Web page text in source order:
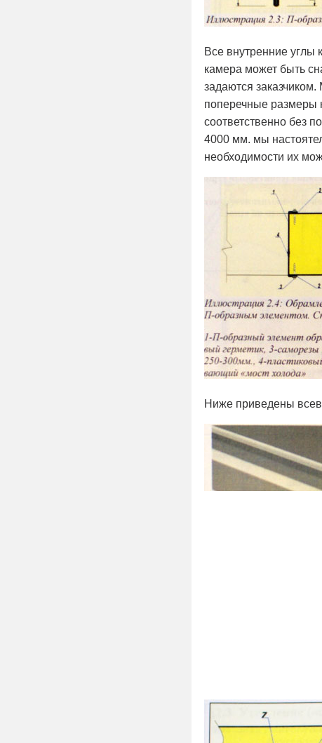
Все внутренние углы
камера может быть
задаются
поперечные размеры
соответственно без
4000 мм. мы
необходимости их
Ниже приведены